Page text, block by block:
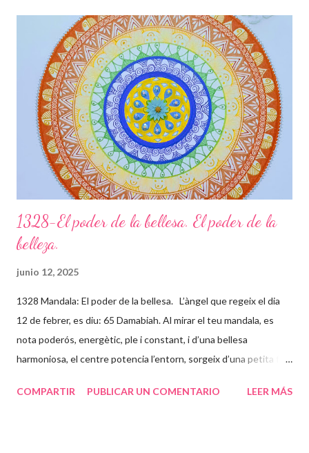
trobant en aquest camí, que et toca viure, uns es pugen ràpids i
fàcils, d’altres lents i feixucs, però els vas superant fins arribar
juntament amb l’energia cap al lloc on ets TU realment. Les
papallones que t’acompanyen t’ajuden a transformar-te i que
puguis gaudir de tot el potencial meravellós que tens. Agraeix a
la vida tot el que et dóna, sigui b...
1328-El poder de la bellesa. El poder de la
belleza.
junio 12, 2025
1328 Mandala: El poder de la bellesa. L’àngel que regeix el dia
12 de febrer, es diu: 65 Damabiah. Al mirar el teu mandala, es
nota poderós, energètic, ple i constant, i d’una bellesa
harmoniosa, el centre potencia l’entorn, sorgeix d’una petita flor
expandeix llum a través de tot el mandala. Tu i el teu ser
COMPARTIR PUBLICAR UN COMENTARIO LEER MÁS